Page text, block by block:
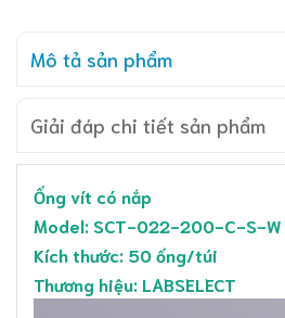
Mô tả sản phẩm
Giải đáp chi tiết sản phẩm
Ống vít có nắp
Model: SCT-022-200-C-S-W
Kích thước: 50 ống/túi
Thương hiệu: LABSELECT